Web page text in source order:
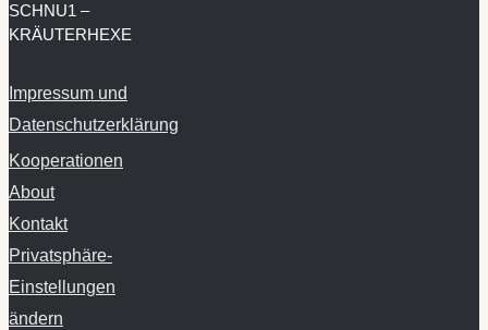
SCHNU1 –
KRÄUTERHEXE
Impressum und
Datenschutzerklärung
Kooperationen
About
Kontakt
Privatsphäre-
Einstellungen
ändern